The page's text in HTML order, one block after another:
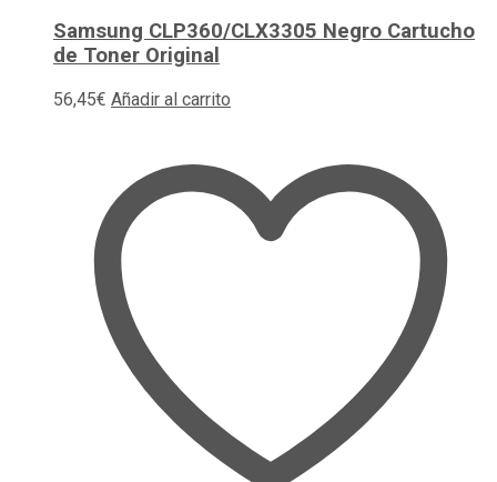
Samsung CLP360/CLX3305 Negro Cartucho
de Toner Original
56,45€ Añadir al carrito